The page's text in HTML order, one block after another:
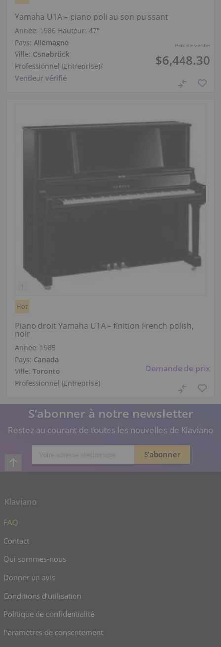
Prix de vente:
$6,448.30
Yamaha U1A – piano poli au son puissant
Année: 1986 Hauteur: 47″
Pays: Allemagne
Ville: Osnabrück
Professionnel (Entreprise)/
Vendeur vérifié
Demande de prix
Hot
Piano droit Yamaha U1A – finition French polish,
noir
Année: 1985
Pays: Canada
Ville: Toronto
Professionnel (Entreprise)
S’abonner à notre newsletter
Restez au courant de toutes les nouvelles de Klaviano
Klaviano
FAQ
Contact
Qui sommes-nous
Donner un avis
Conditions d’utilisation
Politique de confidentialité
Paramètres de consentement